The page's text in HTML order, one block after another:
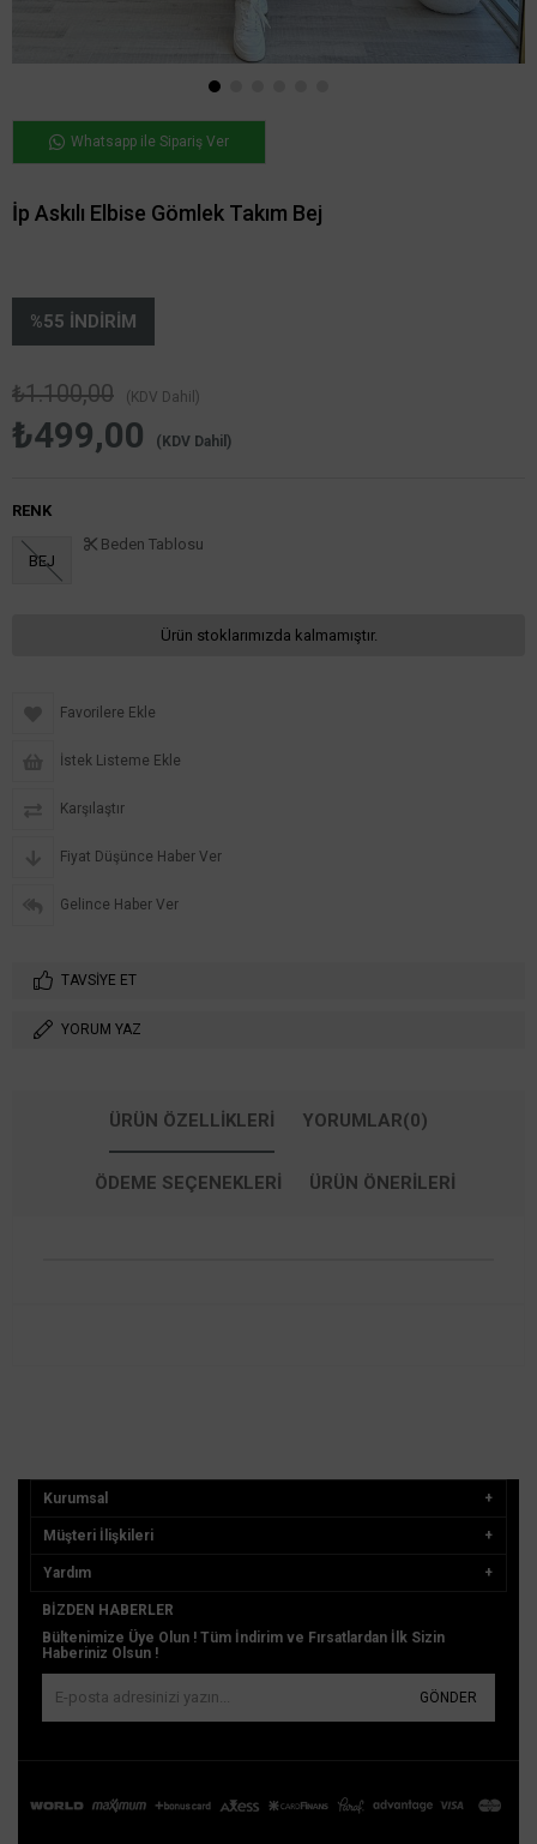
Whatsapp ile Sipariş Ver
İp Askılı Elbise Gömlek Takım Bej
%55 İNDIRIM
₺1.100,00 (KDV Dahil)
₺499,00 (KDV Dahil)
RENK
BEJ
Beden Tablosu
Ürün stoklarımızda kalmamıştır.
Favorilere Ekle
İstek Listeme Ekle
Karşılaştır
Fiyat Düşünce Haber Ver
Gelince Haber Ver
TAVSIYE ET
YORUM YAZ
ÜRÜN ÖZELLIKLERI YORUMLAR(0)
ÖDEME SEÇENEKLERI ÜRÜN ÖNERILERI
Kurumsal
Müşteri İlişkileri
Yardım
BIZDEN HABERLER
Bültenimize Üye Olun ! Tüm İndirim ve Fırsatlardan İlk Sizin
Haberiniz Olsun !
GÖNDER